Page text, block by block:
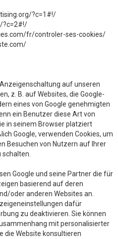
?c=1#!/
?c=2#!/
fr/controler-ses-cookies/
auf unseren
z. B. auf Websites, die Google-
eines von Google genehmigten
ein Benutzer diese Art von
in seinem Browser platziert
Google, verwenden Cookies, um
Besuchen von Nutzern auf Ihrer
schalten.
Google und seine Partner die für
basierend auf deren
oder anderen Websites an.
dafür
zu deaktivieren. Sie können
mit personalisierter
die Website konsultieren